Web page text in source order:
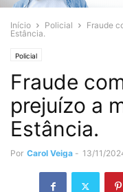
Início Policial
Fraude
Estância.
Policial
Fraude
prejuízo a
Estância.
Por Carol Veiga - 13/11/